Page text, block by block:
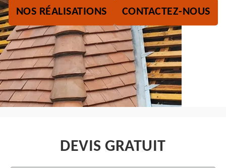
NOS RÉALISATIONS CONTACTEZ-NOUS
DEVIS GRATUIT